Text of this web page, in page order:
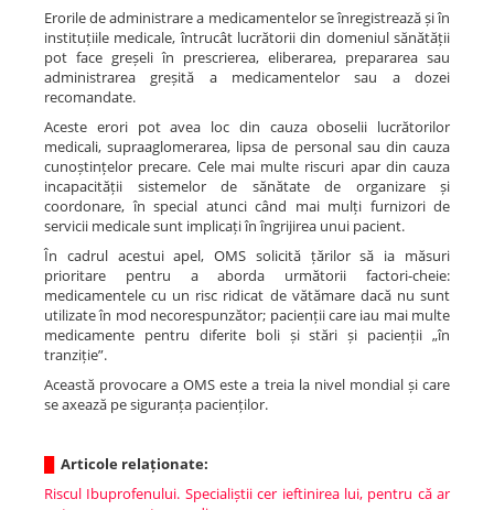
Erorile de administrare a medicamentelor se înregistrează și în
instituțiile medicale, întrucât lucrătorii din domeniul sănătății
pot face greșeli în prescrierea, eliberarea, prepararea sau
administrarea greșită a medicamentelor sau a dozei
recomandate.
Aceste erori pot avea loc din cauza oboselii lucrătorilor
medicali, supraaglomerarea, lipsa de personal sau din cauza
cunoștințelor precare. Cele mai multe riscuri apar din cauza
incapacității sistemelor de sănătate de organizare și
coordonare, în special atunci când mai mulți furnizori de
servicii medicale sunt implicați în îngrijirea unui pacient.
În cadrul acestui apel, OMS solicită țărilor să ia măsuri
prioritare pentru a aborda următorii factori-cheie:
medicamentele cu un risc ridicat de vătămare dacă nu sunt
utilizate în mod necorespunzător; pacienții care iau mai multe
medicamente pentru diferite boli și stări și pacienții „în
tranziție”.
Această provocare a OMS este a treia la nivel mondial și care
se axează pe siguranța pacienților.
Articole relaționate:
Riscul Ibuprofenului. Specialiștii cer ieftinirea lui, pentru că ar